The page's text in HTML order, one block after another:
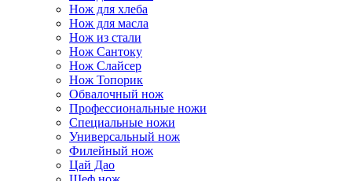
Нож для хлеба
Нож для масла
Нож из стали
Нож Сантоку
Нож Слайсер
Нож Топорик
Обвалочный нож
Профессиональные ножи
Специальные ножи
Универсальный нож
Филейный нож
Цай Дао